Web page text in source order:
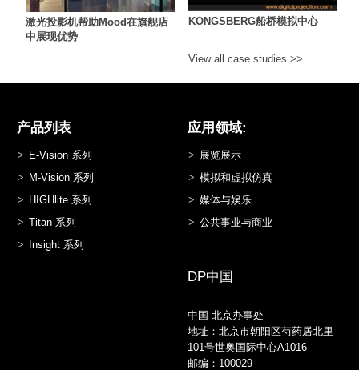
激光投影机帮助Mood在旗舰店
中展现优势
KONGSBERG船桥模拟中心
View all case studies >>
产品列表
E-Vision 系列
M-Vision 系列
HIGHlite 系列
Titan 系列
Insight 系列
应用领域:
展览展示
模拟和虚拟仿真
媒体与娱乐
公共事业与商业
DP中国
中国 北京办事处
地址：北京市朝阳区芍药居北里
101号世奥国际中心A1016
邮编：100029